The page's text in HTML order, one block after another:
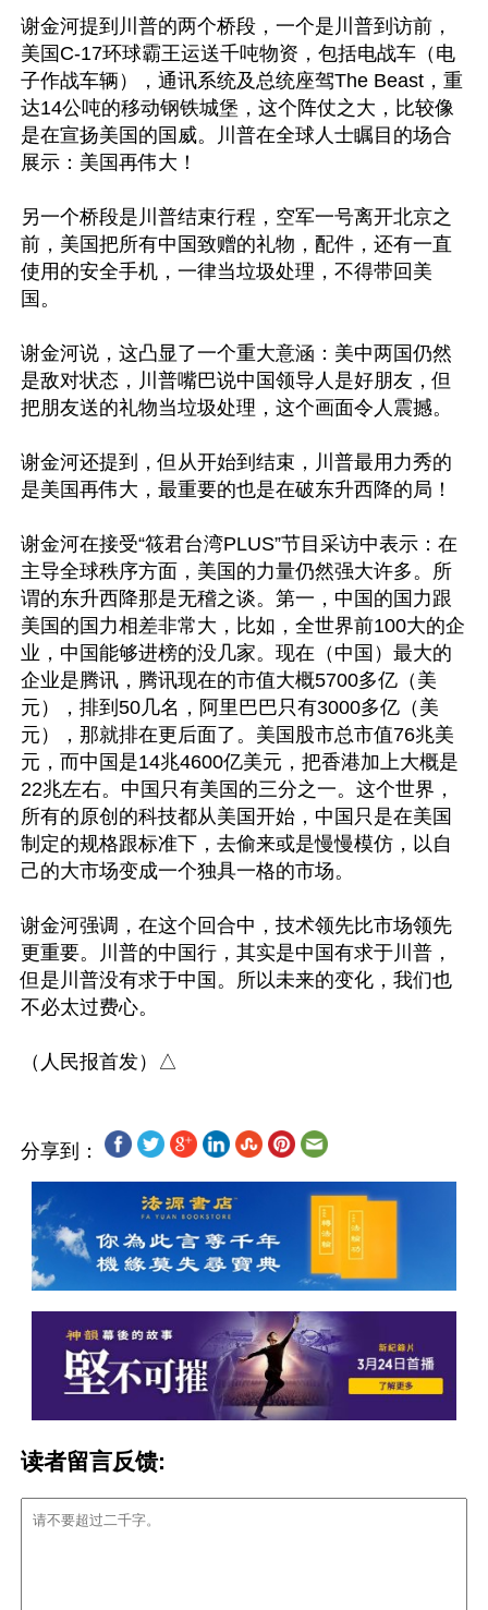
谢金河提到川普的两个桥段，一个是川普到访前，
美国C-17环球霸王运送千吨物资，包括电战车（电
子作战车辆），通讯系统及总统座驾The Beast，重
达14公吨的移动钢铁城堡，这个阵仗之大，比较像
是在宣扬美国的国威。川普在全球人士瞩目的场合
展示：美国再伟大！
另一个桥段是川普结束行程，空军一号离开北京之
前，美国把所有中国致赠的礼物，配件，还有一直
使用的安全手机，一律当垃圾处理，不得带回美
国。
谢金河说，这凸显了一个重大意涵：美中两国仍然
是敌对状态，川普嘴巴说中国领导人是好朋友，但
把朋友送的礼物当垃圾处理，这个画面令人震撼。
谢金河还提到，但从开始到结束，川普最用力秀的
是美国再伟大，最重要的也是在破东升西降的局！
谢金河在接受“筱君台湾PLUS”节目采访中表示：在
主导全球秩序方面，美国的力量仍然强大许多。所
谓的东升西降那是无稽之谈。第一，中国的国力跟
美国的国力相差非常大，比如，全世界前100大的企
业，中国能够进榜的没几家。现在（中国）最大的
企业是腾讯，腾讯现在的市值大概5700多亿（美
元），排到50几名，阿里巴巴只有3000多亿（美
元），那就排在更后面了。美国股市总市值76兆美
元，而中国是14兆4600亿美元，把香港加上大概是
22兆左右。中国只有美国的三分之一。这个世界，
所有的原创的科技都从美国开始，中国只是在美国
制定的规格跟标准下，去偷来或是慢慢模仿，以自
己的大市场变成一个独具一格的市场。
谢金河强调，在这个回合中，技术领先比市场领先
更重要。川普的中国行，其实是中国有求于川普，
但是川普没有求于中国。所以未来的变化，我们也
不必太过费心。
分享到：
读者留言反馈: